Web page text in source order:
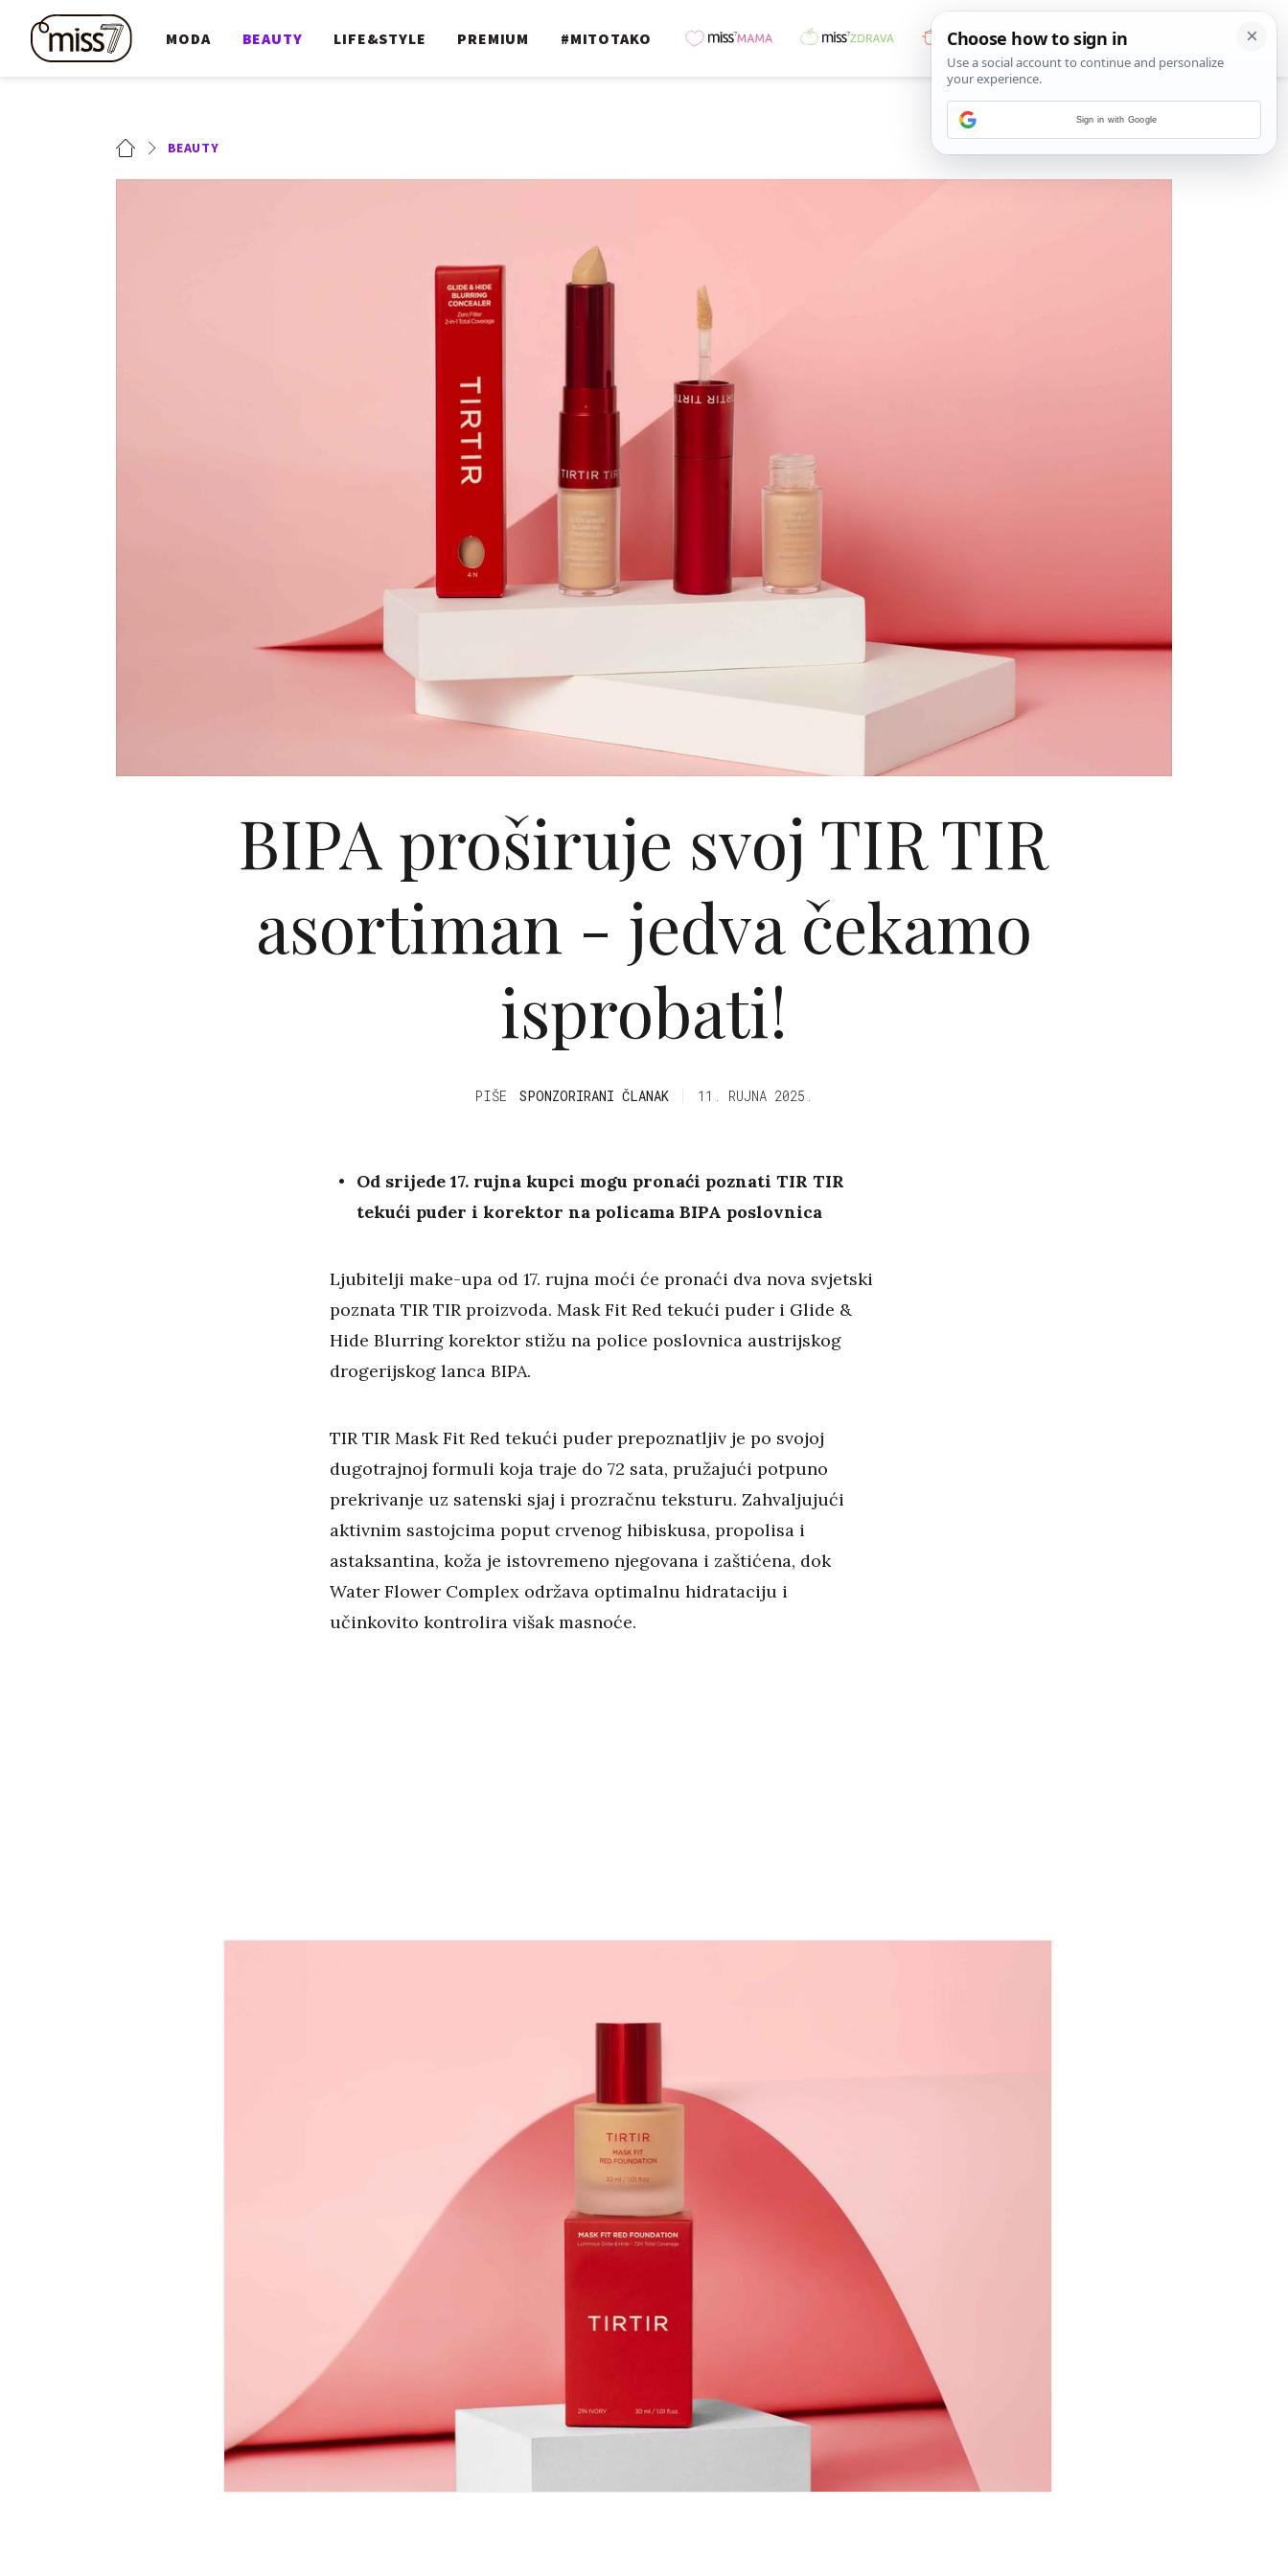
MODA BEAUTY LIFE&STYLE PREMIUM #MITOTAKO
BEAUTY
BIPA proširuje svoj TIR TIR
asortiman - jedva čekamo
isprobati!
PIŠE SPONZORIRANI ČLANAK 11. RUJNA 2025.
Od srijede 17. rujna kupci mogu pronaći poznati TIR TIR
tekući puder i korektor na policama BIPA poslovnica
Ljubitelji make-upa od 17. rujna moći će pronaći dva nova svjetski
poznata TIR TIR proizvoda. Mask Fit Red tekući puder i Glide &
Hide Blurring korektor stižu na police poslovnica austrijskog
drogerijskog lanca BIPA.
TIR TIR Mask Fit Red tekući puder prepoznatljiv je po svojoj
dugotrajnoj formuli koja traje do 72 sata, pružajući potpuno
prekrivanje uz satenski sjaj i prozračnu teksturu. Zahvaljujući
aktivnim sastojcima poput crvenog hibiskusa, propolisa i
astaksantina, koža je istovremeno njegovana i zaštićena, dok
Water Flower Complex održava optimalnu hidrataciju i
učinkovito kontrolira višak masnoće.
Sign in with Google